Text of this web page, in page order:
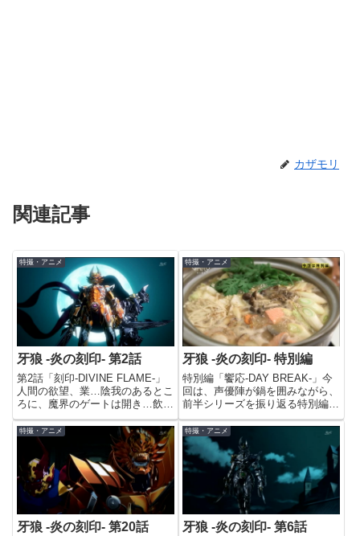
カザモリ
関連記事
特撮・アニメ
牙狼 -炎の刻印- 第2話
第2話「刻印-DIVINE FLAME-」
人間の欲望、業…陰我のあるとこ
ろに、魔界のゲートは開き…飲み
込まれた者は、自身もまたホラー
となり、人を喰らうだが古より、
ホラーを狩る者たちがいた鎧をま
とったその男たちを、“魔戒騎
士”と言う！というO...
特撮・アニメ
牙狼 -炎の刻印- 特別編
特別編「饗応-DAY BREAK-」今
回は、声優陣が鍋を囲みながら、
前半シリーズを振り返る特別編で
す。こういう特別番組ってたまに
ありますけど、それを本編と同じ
枠で、本編の途中にやっちゃうっ
てのは、アバンギャルドですよね
(笑)総集編なので、特...
特撮・アニメ
牙狼 -炎の刻印- 第20話
特撮・アニメ
牙狼 -炎の刻印- 第6話